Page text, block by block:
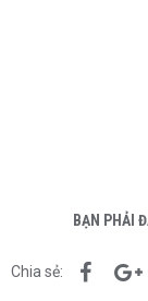
BẠN PHẢI
Chia sẻ: